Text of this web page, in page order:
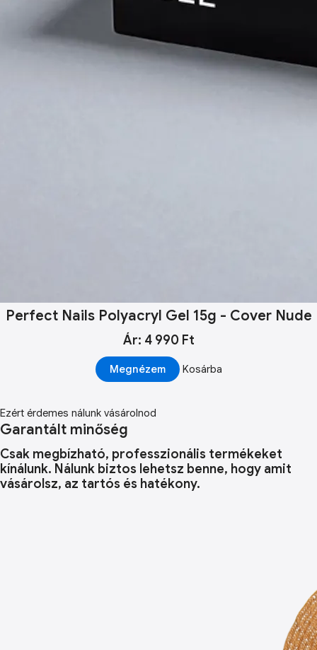
Perfect Nails Polyacryl Gel 15g - Cover Nude
Ár: 4 990 Ft
Megnézem Kosárba
Ezért érdemes nálunk vásárolnod
Garantált minőség
Csak megbízható, professzionális termékeket
kínálunk. Nálunk biztos lehetsz benne, hogy amit
vásárolsz, az tartós és hatékony.